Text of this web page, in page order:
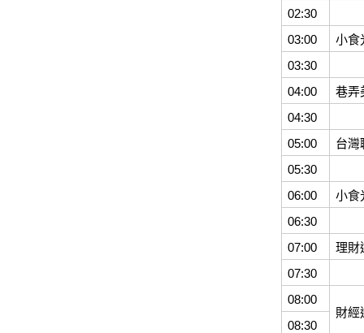
02:30
03:00
小食
03:30
04:00
巷弄
04:30
05:00
台灣
05:30
06:00
小食
06:30
07:00
理財
07:30
08:00
財經
08:30